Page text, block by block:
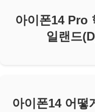
아이폰14 Pro
일랜드
아이폰14 어떻